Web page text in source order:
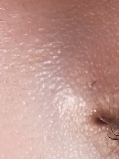
тіней
ворс
остаточну знижку